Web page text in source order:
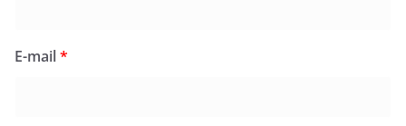
E-mail*